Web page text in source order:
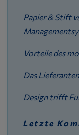
Papier & Stift
Vorteile des
Das
Design trifft
Letzte